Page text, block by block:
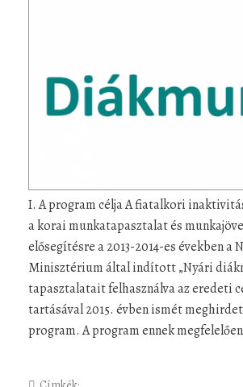
I. A program célja A fiatalkori
a korai munkatapasztalat és
elősegítésre a 2013-2014-es években a
Minisztérium által indított „Nyári
tapasztalatait felhasználva az eredeti
tartásával 2015. évben ismét
program. A program ennek